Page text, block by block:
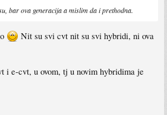
bar ova generacija a mislim da i prethodna.
Nit su svi cvt nit su svi hybridi, ni ova
i e-cvt, u ovom, tj u novim hybridima je